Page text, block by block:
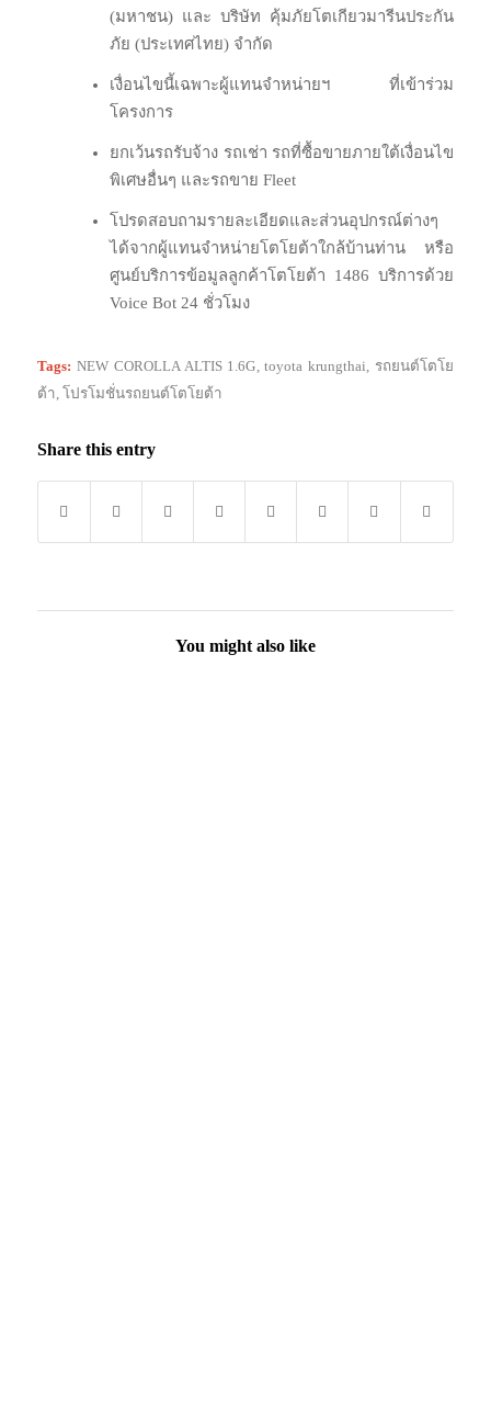
(มหาชน) และ บริษัท คุ้มภัยโตเกียวมารีนประกัน
ภัย (ประเทศไทย) จำกัด
เงื่อนไขนี้เฉพาะผู้แทนจำหน่ายฯ ที่เข้าร่วม
โครงการ
ยกเว้นรถรับจ้าง รถเช่า รถที่ซื้อขายภายใต้เงื่อนไข
พิเศษอื่นๆ และรถขาย Fleet
โปรดสอบถามรายละเอียดและส่วนอุปกรณ์ต่างๆ
ได้จากผู้แทนจำหน่ายโตโยต้าใกล้บ้านท่าน หรือ
ศูนย์บริการข้อมูลลูกค้าโตโยต้า 1486 บริการด้วย
Voice Bot 24 ชั่วโมง
Tags: NEW COROLLA ALTIS 1.6G,toyota krungthai, รถยนต์โตโย
ต้า, โปรโมชั่นรถยนต์โตโยต้า
Share this entry
You might also like